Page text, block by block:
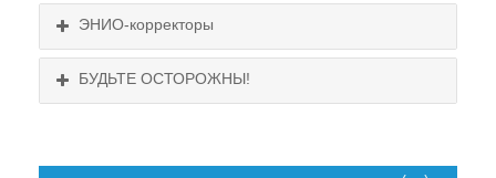
ЭНИО-корректоры
БУДЬТЕ ОСТОРОЖНЫ!